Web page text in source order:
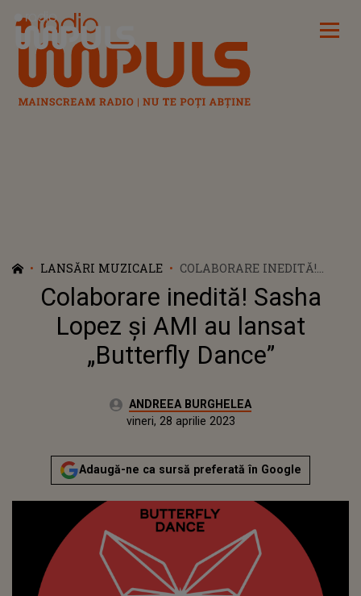
Radio Impuls
LANSĂRI MUZICALE
COLABORARE INEDITĂ!
SASHA LOPEZ ȘI AMI AU
LANSAT „BUTTERFLY
DANCE”
Colaborare inedită! Sasha
Lopez și AMI au lansat
„Butterfly Dance”
Autor:ANDREEA BURGHELEA
Actualizat:
vineri, 28 aprilie 2023
Adaugă-ne ca sursă preferată în Google